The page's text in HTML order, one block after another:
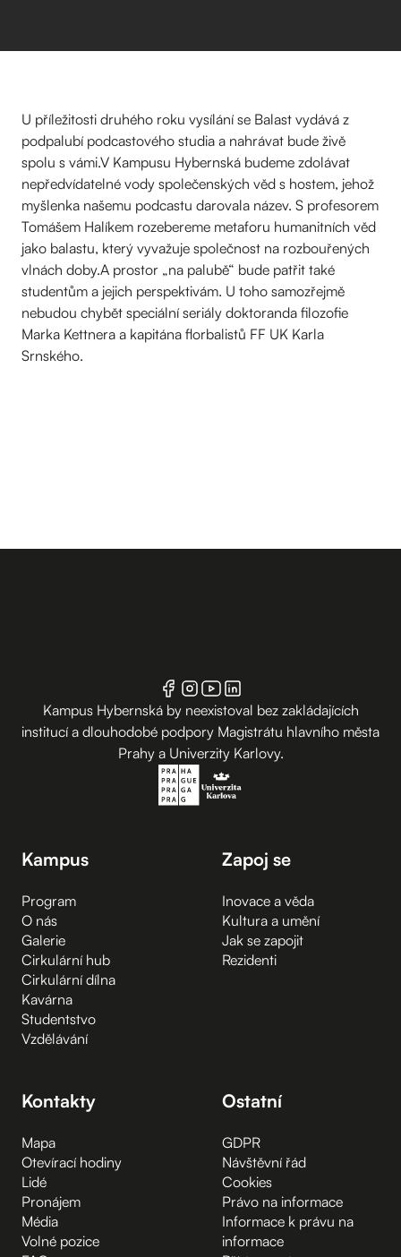
U příležitosti druhého roku vysílání se Balast vydává z
podpalubí podcastového studia a nahrávat bude živě
spolu s vámi.V Kampusu Hybernská budeme zdolávat
nepředvídatelné vody společenských věd s hostem, jehož
myšlenka našemu podcastu darovala název. S profesorem
Tomášem Halíkem rozebereme metaforu humanitních věd
jako balastu, který vyvažuje společnost na rozbouřených
vlnách doby.A prostor „na palubě“ bude patřit také
studentům a jejich perspektivám. U toho samozřejmě
nebudou chybět speciální seriály doktoranda filozofie
Marka Kettnera a kapitána florbalistů FF UK Karla
Srnského.
Kampus Hybernská by neexistoval bez zakládajících
institucí a dlouhodobé podpory Magistrátu hlavního města
Prahy a Univerzity Karlovy.
Kampus
Program
O nás
Galerie
Cirkulární hub
Cirkulární dílna
Kavárna
Studentstvo
Vzdělávání
Zapoj se
Inovace a věda
Kultura a umění
Jak se zapojit
Rezidenti
Kontakty
Mapa
Otevírací hodiny
Lidé
Pronájem
Média
Volné pozice
Ostatní
GDPR
Návštěvní řád
Cookies
Právo na informace
Informace k právu na
informace